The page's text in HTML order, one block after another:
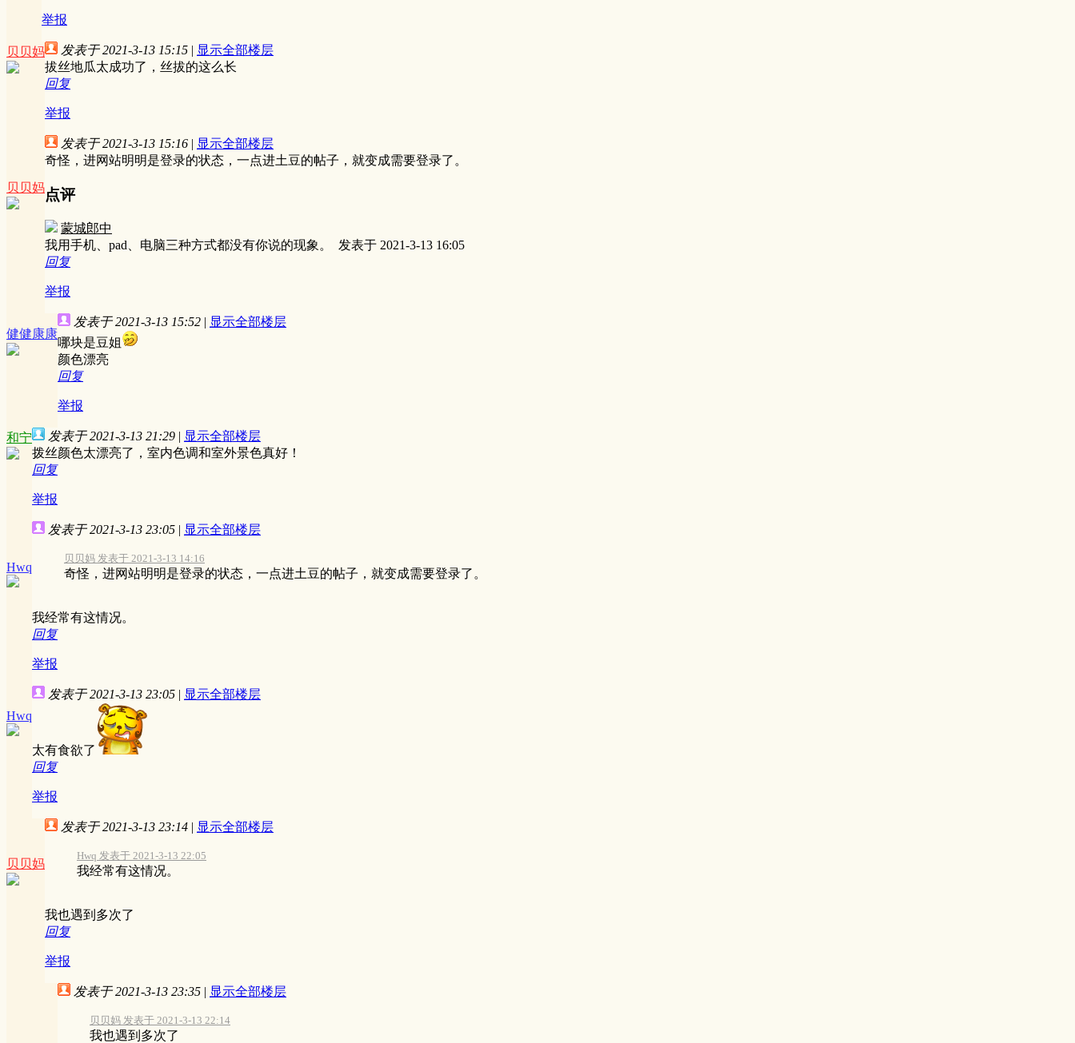
举报
贝贝妈 发表于 2021-3-13 15:15 | 显示全部楼层
拔丝地瓜太成功了，丝拔的这么长
回复
举报
贝贝妈
发表于 2021-3-13 15:16 | 显示全部楼层
奇怪，进网站明明是登录的状态，一点进土豆的帖子，就变成需要登录了。
点评
蒙城郎中
我用手机、pad、电脑三种方式都没有你说的现象。 发表于 2021-3-13 16:05
回复
举报
健健康康
发表于 2021-3-13 15:52 | 显示全部楼层
哪块是豆姐
颜色漂亮
回复
举报
和宁 发表于 2021-3-13 21:29 | 显示全部楼层
拨丝颜色太漂亮了，室内色调和室外景色真好！
回复
举报
Hwq
发表于 2021-3-13 23:05 | 显示全部楼层
贝贝妈 发表于 2021-3-13 14:16
奇怪，进网站明明是登录的状态，一点进土豆的帖子，就变成需要登录了。
我经常有这情况。
回复
举报
Hwq
发表于 2021-3-13 23:05 | 显示全部楼层
太有食欲了
回复
举报
贝贝妈
发表于 2021-3-13 23:14 | 显示全部楼层
Hwq 发表于 2021-3-13 22:05
我经常有这情况。
我也遇到多次了
回复
举报
发表于 2021-3-13 23:35 | 显示全部楼层
贝贝妈 发表于 2021-3-13 22:14
我也遇到多次了